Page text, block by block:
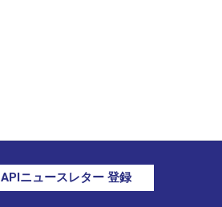
APIニュースレター 登録